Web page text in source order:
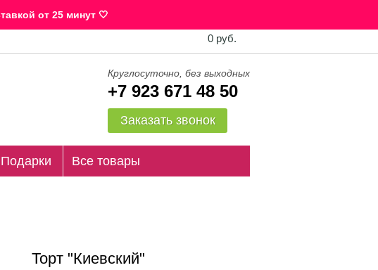
от 25 минут 🤍
0 руб.
Круглосуточно, без выходных
+7 923 671 48 50
Заказать звонок
Подарки Все товары
Торт "Киевский"